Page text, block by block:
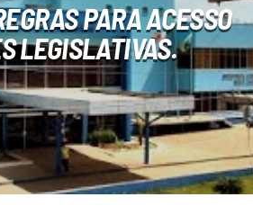
PARA ACESSO
LEGISLATIVAS.